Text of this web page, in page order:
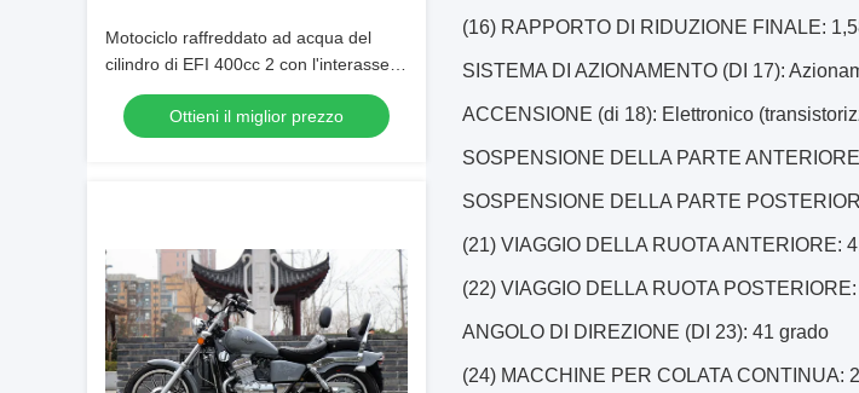
Motociclo raffreddato ad acqua del
cilindro di EFI 400cc 2 con l'interasse di
1430mm
Ottieni il miglior prezzo
(16) RAPPORTO DI RIDUZIONE FINALE:
SISTEMA DI AZIONAMENTO (DI 17):
ACCENSIONE (di 18): Elettronico
SOSPENSIONE DELLA PARTE
SOSPENSIONE DELLA PARTE
(21) VIAGGIO DELLA RUOTA ANTERIORE:
(22) VIAGGIO DELLA RUOTA
ANGOLO DI DIREZIONE (DI 23): 41 grado
(24) MACCHINE PER COLATA CONTINUA: